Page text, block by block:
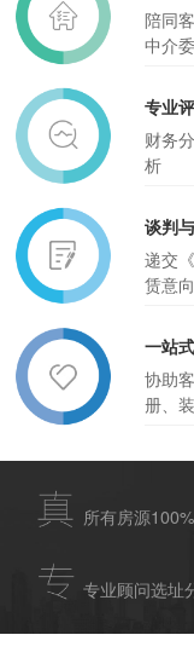
陪同
中介
专业
财务
析
谈判
递交
赁意
一站
协助
册、
所有房源
专业顾问选址